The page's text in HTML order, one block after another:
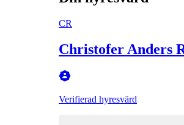
CR
Christofer Anders
Verifierad hyresvärd